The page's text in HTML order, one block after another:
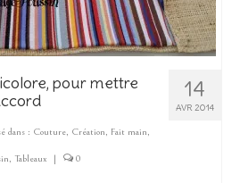
14
AVR 2014
pour mettre
dans : Couture, Création, Fait main,
, Tableaux | 0